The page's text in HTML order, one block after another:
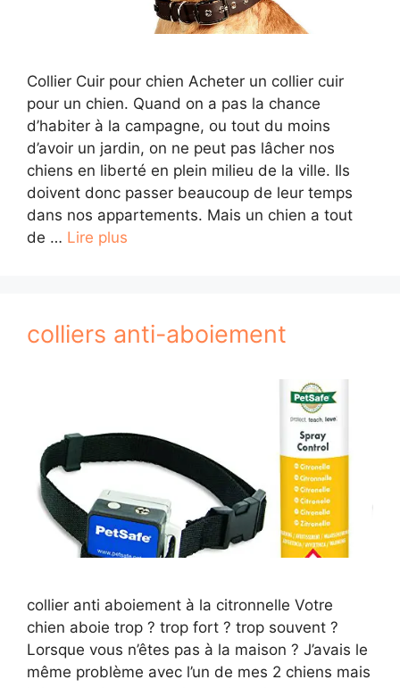
Collier Cuir pour chien Acheter un collier cuir
pour un chien. Quand on a pas la chance
d’habiter à la campagne, ou tout du moins
d’avoir un jardin, on ne peut pas lâcher nos
chiens en liberté en plein milieu de la ville. Ils
doivent donc passer beaucoup de leur temps
dans nos appartements. Mais un chien a tout
de … Lire plus
colliers anti-aboiement
collier anti aboiement à la citronnelle Votre
chien aboie trop ? trop fort ? trop souvent ?
Lorsque vous n’êtes pas à la maison ? J’avais le
même problème avec l’un de mes 2 chiens mais